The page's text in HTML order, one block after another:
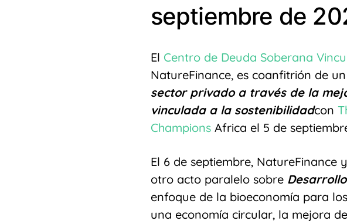
septiembre de
El Centro de Deuda Soberana
NatureFinance, es coanfitrión de
sector privado a través de la
vinculada a la sostenibilidadcon
ChampionsAfrica el 5 de
El 6 de septiembre,
otro acto paralelo sobre
enfoque de la bioeconomía para
una economía circular, la mejora